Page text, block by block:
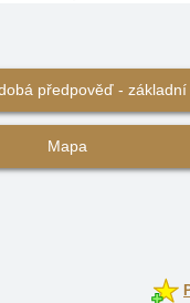
předpověď - základní
Mapa